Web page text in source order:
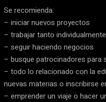
Se recomienda:
– iniciar nuevos proyectos
– trabajar tanto
– seguir haciendo negocios
– busque patrocinadores para
– todo lo relacionado con la
nuevas materias o inscribirse
– emprender un viaje o hacer